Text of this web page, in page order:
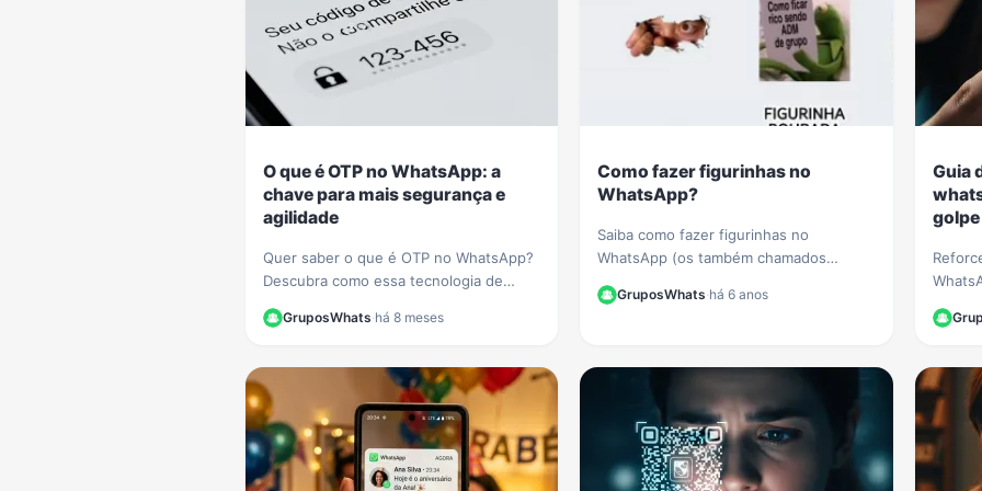
O que é OTP no WhatsApp: a
chave para mais segurança e
agilidade
Quer saber o que é OTP no WhatsApp?
Descubra como essa tecnologia de
empresas como PicPay para aumentar
GruposWhats·há 8 meses
Como fazer figurinhas no
WhatsApp?
Saiba como fazer figurinhas no
WhatsApp (os também chamados
compartilhar com todos os seus
GruposWhats·há 6 anos
Guia
golpe
o